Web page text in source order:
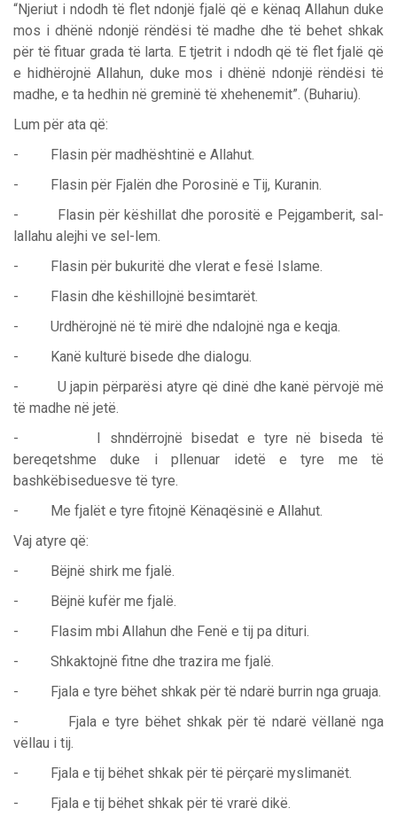
“Njeriut i ndodh të flet ndonjë fjalë që e kënaq Allahun duke
mos i dhënë ndonjë rëndësi të madhe dhe të behet shkak
për të fituar grada të larta. E tjetrit i ndodh që të flet fjalë që
e hidhërojnë Allahun, duke mos i dhënë ndonjë rëndësi të
madhe, e ta hedhin në greminë të xhehenemit”. (Buhariu).
Lum për ata që:
- Flasin për madhështinë e Allahut.
- Flasin për Fjalën dhe Porosinë e Tij, Kuranin.
- Flasin për këshillat dhe porositë e Pejgamberit, sal-
lallahu alejhi ve sel-lem.
- Flasin për bukuritë dhe vlerat e fesë Islame.
- Flasin dhe këshillojnë besimtarët.
- Urdhërojnë në të mirë dhe ndalojnë nga e keqja.
- Kanë kulturë bisede dhe dialogu.
- U japin përparësi atyre që dinë dhe kanë përvojë më
të madhe në jetë.
- I shndërrojnë bisedat e tyre në biseda të
bereqetshme duke i pllenuar idetë e tyre me të
bashkëbiseduesve të tyre.
- Me fjalët e tyre fitojnë Kënaqësinë e Allahut.
Vaj atyre që:
- Bëjnë shirk me fjalë.
- Bëjnë kufër me fjalë.
- Flasim mbi Allahun dhe Fenë e tij pa dituri.
- Shkaktojnë fitne dhe trazira me fjalë.
- Fjala e tyre bëhet shkak për të ndarë burrin nga gruaja.
- Fjala e tyre bëhet shkak për të ndarë vëllanë nga
vëllau i tij.
- Fjala e tij bëhet shkak për të përçarë myslimanët.
- Fjala e tij bëhet shkak për të vrarë dikë.